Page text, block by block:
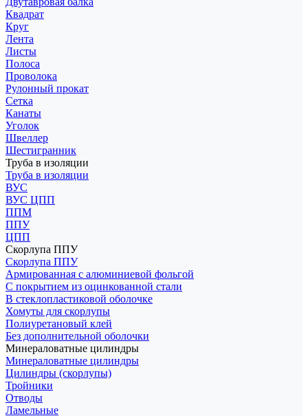
Квадрат
Круг
Лента
Листы
Полоса
Проволока
Рулонный прокат
Сетка
Канаты
Уголок
Швеллер
Шестигранник
Труба в изоляции
Труба в изоляции
ВУС
ВУС ЦПП
ППМ
ППУ
ЦПП
Скорлупа ППУ
Скорлупа ППУ
Армированная с алюминиевой фольгой
С покрытием из оцинкованной стали
В стеклопластиковой оболочке
Хомуты для скорлупы
Полиуретановый клей
Без дополнительной оболочки
Минераловатные цилиндры
Минераловатные цилиндры
Цилиндры (скорлупы)
Тройники
Отводы
Ламельные